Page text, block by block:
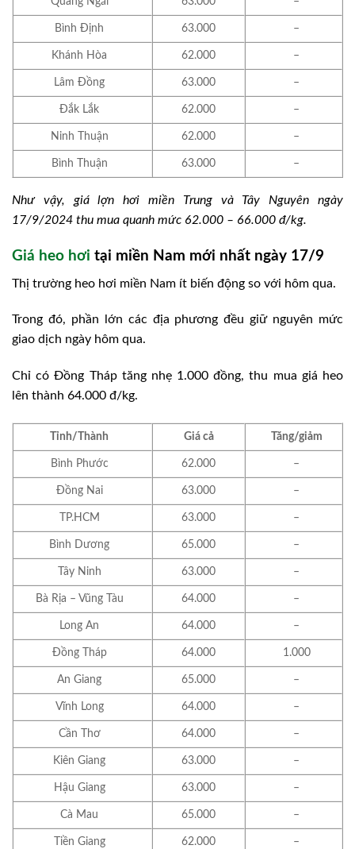
Bình Định 63.000 –
Khánh Hòa 62.000 –
Lâm Đồng 63.000 –
Đắk Lắk 62.000 –
Ninh Thuận 62.000 –
Bình Thuận 63.000 –
Như vậy, giá lợn hơi miền Trung và Tây Nguyên ngày
17/9/2024 thu mua quanh mức 62.000 – 66.000 đ/kg.
Giá heo hơi tại miền Nam mới nhất ngày 17/9
Thị trường heo hơi miền Nam ít biến động so với hôm qua.
Trong đó, phần lớn các địa phương đều giữ nguyên mức
giao dịch ngày hôm qua.
Chỉ có Đồng Tháp tăng nhẹ 1.000 đồng, thu mua giá heo
lên thành 64.000 đ/kg.
Tỉnh/Thành Giá cả Tăng/giảm
Bình Phước 62.000 –
Đồng Nai 63.000 –
TP.HCM 63.000 –
Bình Dương 65.000 –
Tây Ninh 63.000 –
Bà Rịa – Vũng Tàu 64.000 –
Long An 64.000 –
Đồng Tháp 64.000 1.000
An Giang 65.000 –
Vĩnh Long 64.000 –
Cần Thơ 64.000 –
Kiên Giang 63.000 –
Hậu Giang 63.000 –
Cà Mau 65.000 –
Tiền Giang 62.000 –